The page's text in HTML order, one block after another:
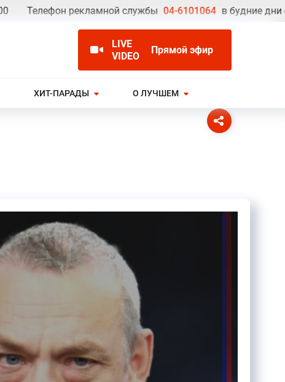
Телефон рекламной службы 04-6101064 в будние дни с
LIVE
VIDEO
Прямой эфир
ХИТ-ПАРАДЫ О ЛУЧШЕМ